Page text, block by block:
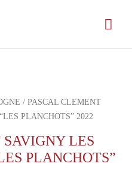
/ PASCAL CLEMENT
PLANCHOTS” 2022
LES
PLANCHOTS”